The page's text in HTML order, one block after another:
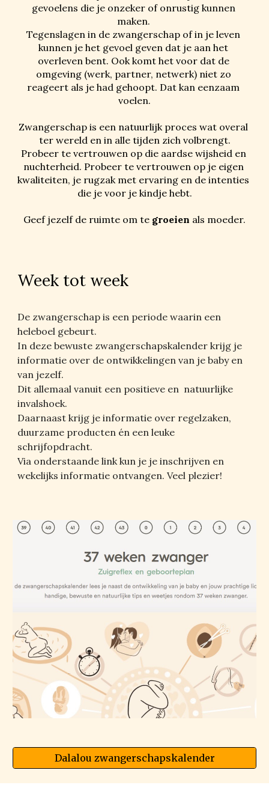
gevoelens die je onzeker of onrustig kunnen
maken.
Tegenslagen in de zwangerschap of in je leven
kunnen je het gevoel geven dat je aan het
overleven bent. Ook komt het voor dat de
omgeving (werk, partner, netwerk) niet zo
reageert als je had gehoopt. Dat kan eenzaam
voelen.
Zwangerschap is een natuurlijk proces wat overal
ter wereld en in alle tijden zich volbrengt.
Probeer te vertrouwen op die aardse wijsheid en
nuchterheid. Probeer te vertrouwen op je eigen
kwaliteiten, je rugzak met ervaring en de intenties
die je voor je kindje hebt.
Geef jezelf de ruimte om te groeien als moeder.
Week tot week
De zwangerschap is een periode waarin een
heleboel gebeurt.
In deze bewuste zwangerschapskalender krijg je
informatie over de ontwikkelingen van je baby en
van jezelf.
Dit allemaal vanuit een positieve en  natuurlijke
invalshoek.
Daarnaast krijg je informatie over regelzaken,
duurzame producten én een leuke
schrijfopdracht.
Via onderstaande link kun je je inschrijven en
wekelijks informatie ontvangen. Veel plezier!
Dalalou zwangerschapskalender